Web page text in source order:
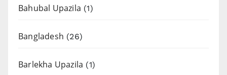
Bahubal Upazila (1)
Bangladesh (26)
Barlekha Upazila (1)